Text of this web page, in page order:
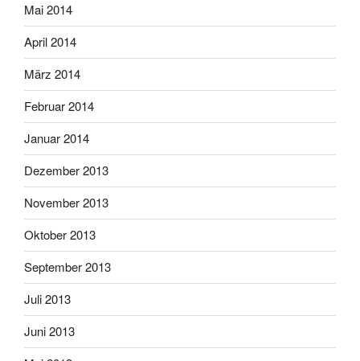
Mai 2014
April 2014
März 2014
Februar 2014
Januar 2014
Dezember 2013
November 2013
Oktober 2013
September 2013
Juli 2013
Juni 2013